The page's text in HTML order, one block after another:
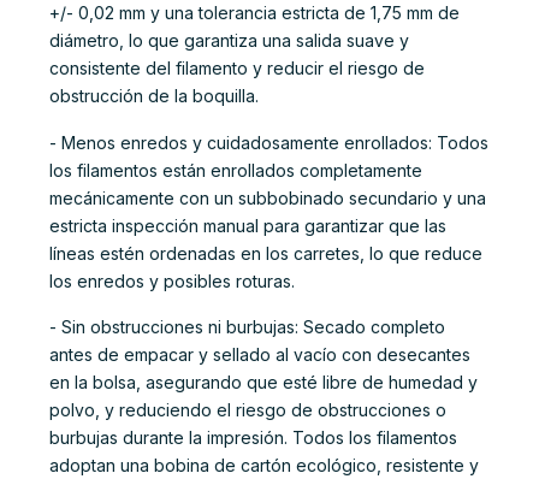
+/- 0,02 mm y una tolerancia estricta de 1,75 mm de
diámetro, lo que garantiza una salida suave y
consistente del filamento y reducir el riesgo de
obstrucción de la boquilla.
- Menos enredos y cuidadosamente enrollados: Todos
los filamentos están enrollados completamente
mecánicamente con un subbobinado secundario y una
estricta inspección manual para garantizar que las
líneas estén ordenadas en los carretes, lo que reduce
los enredos y posibles roturas.
- Sin obstrucciones ni burbujas: Secado completo
antes de empacar y sellado al vacío con desecantes
en la bolsa, asegurando que esté libre de humedad y
polvo, y reduciendo el riesgo de obstrucciones o
burbujas durante la impresión. Todos los filamentos
adoptan una bobina de cartón ecológico, resistente y